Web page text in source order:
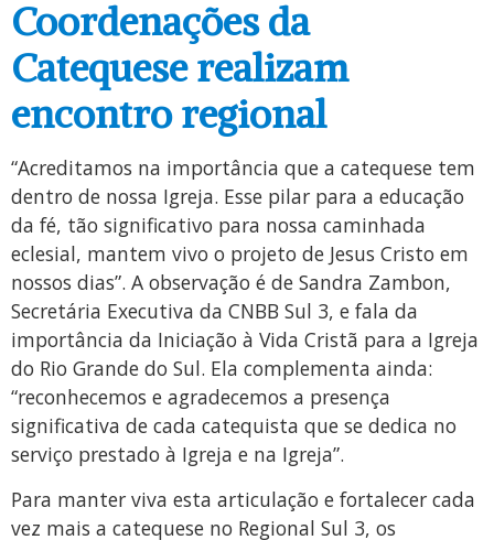
Coordenações da
Catequese realizam
encontro regional
“Acreditamos na importância que a catequese tem
dentro de nossa Igreja. Esse pilar para a educação
da fé, tão significativo para nossa caminhada
eclesial, mantem vivo o projeto de Jesus Cristo em
nossos dias”. A observação é de Sandra Zambon,
Secretária Executiva da CNBB Sul 3, e fala da
importância da Iniciação à Vida Cristã para a Igreja
do Rio Grande do Sul. Ela complementa ainda:
“reconhecemos e agradecemos a presença
significativa de cada catequista que se dedica no
serviço prestado à Igreja e na Igreja”.
Para manter viva esta articulação e fortalecer cada
vez mais a catequese no Regional Sul 3, os